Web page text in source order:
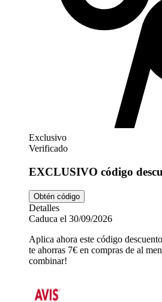
Exclusivo
Verificado
EXCLUSIVO código
Obtén código
Detalles
Caduca el 30/09/2026
Aplica ahora este código
te ahorras 7€ en compras de al
combinar!